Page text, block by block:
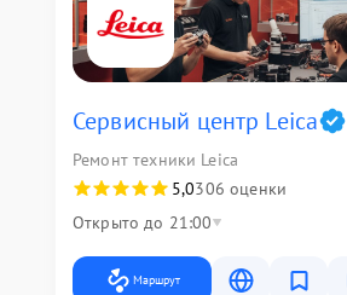
Сервисный центр Leica
Ремонт техники Leica
5,0306 оценки
Открыто до 21:00
Маршрут